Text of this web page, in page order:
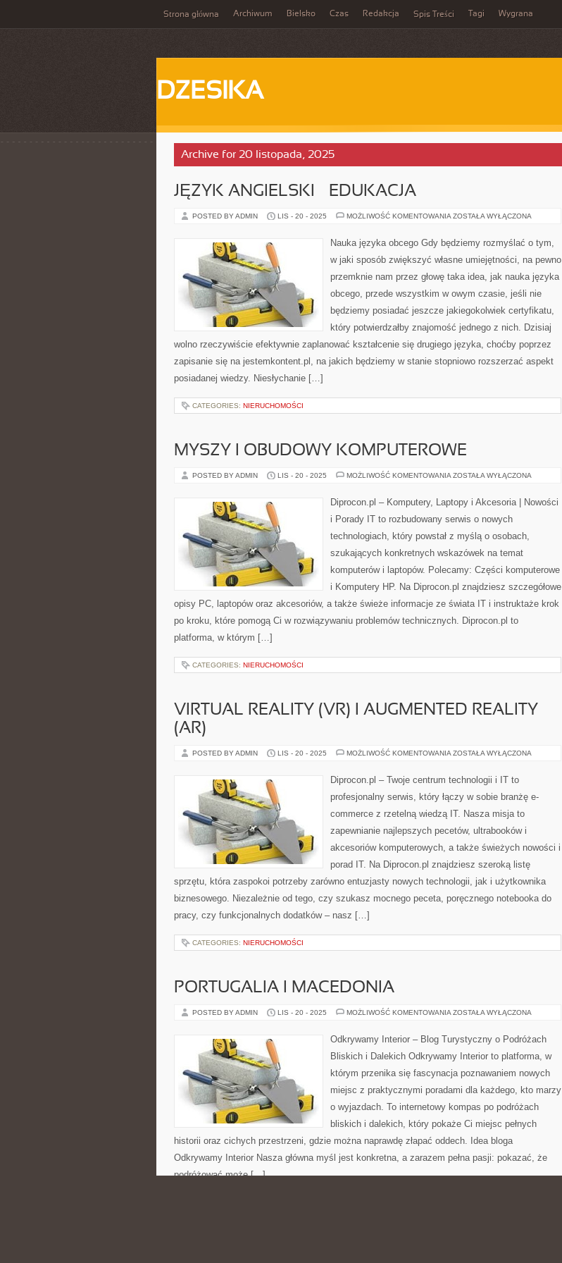
Strona główna Archiwum Bielsko Czas Redakcja Spis Treści Tagi Wygrana
DZESIKA
Archive for 20 listopada, 2025
JĘZYK ANGIELSKI – EDUKACJA
POSTED BY ADMIN LIS - 20 - 2025 MOŻLIWOŚĆ KOMENTOWANIA JĘZYK
EDUKACJA
ZOSTAŁA WYŁĄCZONA
Nauka języka obcego Gdy będziemy rozmyślać o tym,
w jaki sposób zwiększyć własne umiejętności, na pewno
przemknie nam przez głowę taka idea, jak nauka języka
obcego, przede wszystkim w owym czasie, jeśli nie
będziemy posiadać jeszcze jakiegokolwiek certyfikatu,
który potwierdzałby znajomość jednego z nich. Dzisiaj
wolno rzeczywiście efektywnie zaplanować kształcenie się drugiego języka, choćby poprzez
zapisanie się na jestemkontent.pl, na jakich będziemy w stanie stopniowo rozszerzać aspekt
posiadanej wiedzy. Niesłychanie […]
CATEGORIES: NIERUCHOMOŚCI
MYSZY I OBUDOWY KOMPUTEROWE
POSTED BY ADMIN LIS - 20 - 2025 MOŻLIWOŚĆ KOMENTOWANIA MYSZY
KOMPUTEROWE
ZOSTAŁA WYŁĄCZONA
Diprocon.pl – Komputery, Laptopy i Akcesoria | Nowości
i Porady IT to rozbudowany serwis o nowych
technologiach, który powstał z myślą o osobach,
szukających konkretnych wskazówek na temat
komputerów i laptopów. Polecamy: Części komputerowe
i Komputery HP. Na Diprocon.pl znajdziesz szczegółowe
opisy PC, laptopów oraz akcesoriów, a także świeże informacje ze świata IT i instruktaże krok
po kroku, które pomogą Ci w rozwiązywaniu problemów technicznych. Diprocon.pl to
platforma, w którym […]
CATEGORIES: NIERUCHOMOŚCI
VIRTUAL REALITY (VR) I AUGMENTED REALITY
(AR)
POSTED BY ADMIN LIS - 20 - 2025 MOŻLIWOŚĆ KOMENTOWANIA VIRTUAL
AUGMENTED
(AR)
ZOSTAŁA WYŁĄCZONA
Diprocon.pl – Twoje centrum technologii i IT to
profesjonalny serwis, który łączy w sobie branżę e-
commerce z rzetelną wiedzą IT. Nasza misja to
zapewnianie najlepszych pecetów, ultrabooków i
akcesoriów komputerowych, a także świeżych nowości i
porad IT. Na Diprocon.pl znajdziesz szeroką listę
sprzętu, która zaspokoi potrzeby zarówno entuzjasty nowych technologii, jak i użytkownika
biznesowego. Niezależnie od tego, czy szukasz mocnego peceta, poręcznego notebooka do
pracy, czy funkcjonalnych dodatków – nasz […]
CATEGORIES: NIERUCHOMOŚCI
PORTUGALIA I MACEDONIA
POSTED BY ADMIN LIS - 20 - 2025 MOŻLIWOŚĆ KOMENTOWANIA PORTUGALIA
ZOSTAŁA WYŁĄCZONA
Odkrywamy Interior – Blog Turystyczny o Podróżach
Bliskich i Dalekich Odkrywamy Interior to platforma, w
którym przenika się fascynacja poznawaniem nowych
miejsc z praktycznymi poradami dla każdego, kto marzy
o wyjazdach. To internetowy kompas po podróżach
bliskich i dalekich, który pokaże Ci miejsc pełnych
historii oraz cichych przestrzeni, gdzie można naprawdę złapać oddech. Idea bloga
Odkrywamy Interior Nasza główna myśl jest konkretna, a zarazem pełna pasji: pokazać, że
podróżować może […]